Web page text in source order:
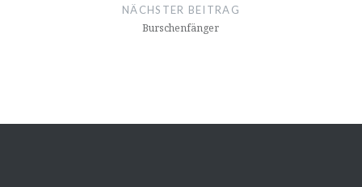
NÄCHSTER BEITRAG
Burschenfänger